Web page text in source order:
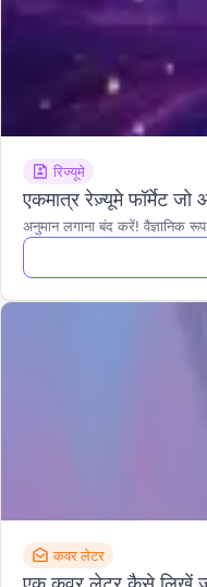
रिज्यूमे
एकमात्र रेज़्यूमे फॉर्मेट जो
अनुमान लगाना बंद करें! वैज्ञानिक
कवर लेटर